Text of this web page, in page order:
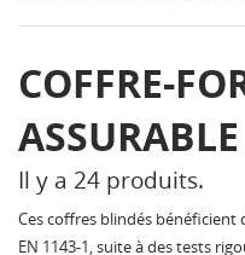
COFFRE-
Il y a 24 produits.
Ces coffres blindés bénéficient
EN 1143-1, suite à des tests